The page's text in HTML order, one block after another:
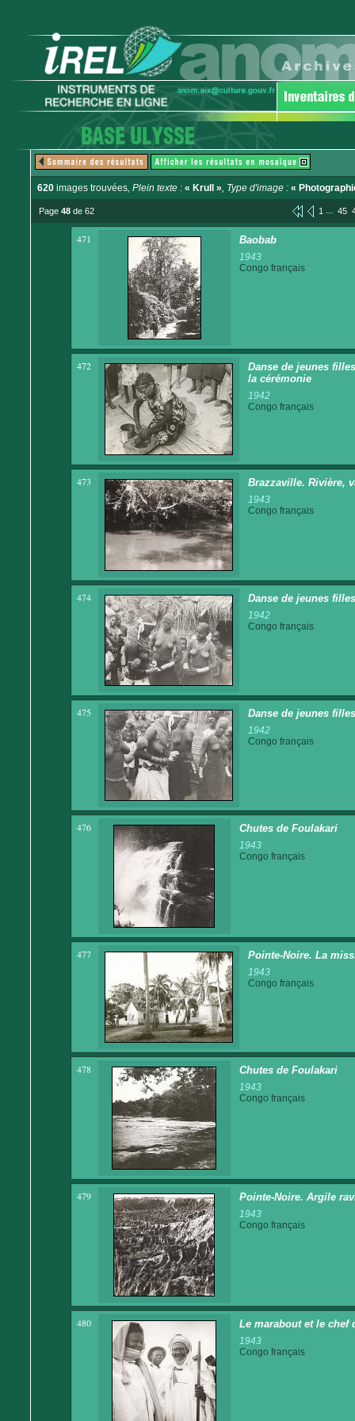
620 images trouvées, Plein texte : « Krull », Type d'image : «
Page 48 de 62 1 ... 45
471 Baobab
1943
Congo français
472
Danse de jeunes
la cérémonie
1942
Congo français
473 Brazzaville. Rivière,
1943
Congo français
474 Danse de jeunes
1942
Congo français
475 Danse de jeunes
1942
Congo français
476 Chutes de Foulakari
1943
Congo français
477 Pointe-Noire. La
1943
Congo français
478 Chutes de Foulakari
1943
Congo français
479 Pointe-Noire. Argile
1943
Congo français
480 Le marabout et le chef
1943
Congo français